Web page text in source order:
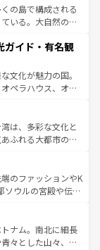
。一方、アメリカ
ニオンやイエロー
が融合した独特の
で異なる魅力を楽
感じることができ
の旅も、アメリカ
の島で構成される
いる。大自然の神
地といえばオアフ
島やカウアイ島が
をはじめ、豊かな
ピリット」と呼ば
アンミュージッ
ハワイの魅力を彩
動が待っているハ
ガイド・有名観
文化が魅力の国。
ペラハウス、オー
ル（エアーズロッ
ンズの熱帯雨林な
やワイン、オージ
サーフィンやダイ
きにはたまらな
に味わいつくそ
は、多彩な文化と
ふれる大都市の台
など、都市の喧騒
人に新しい発見と
台湾の食文化も魅
エティ豊かな料理
コンテンツ一覧を参
のファッションやK
ソウルの宮殿や伝統
美を楽しむことが
ストリートフード
。夜には、韓国な
ナム。南北に細長
々とした山々、世